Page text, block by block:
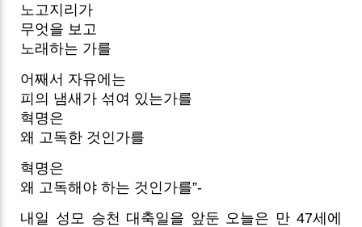
노고지리가
무엇을 보고
노래하는 가를
어째서 자유에는
피의 냄새가 섞여 있는가를
혁명은
왜 고독한 것인가를
혁명은
왜 고독해야 하는 것인가를”-
내일 성모 승천 대축일을 앞둔 오늘은 만 47세에